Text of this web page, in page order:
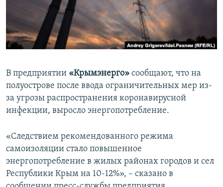
ПОБЕДИТЕЛЕЙ НЕ СУДЯТ?
КРЫМ.НЕПОКОРЕННЫЙ
ELIFBE
ПРИСОЕДИНЯЙТЕСЬ!
Все сайты RFE/RL
В предприятии «Крымэнерго» сообщают, что на
полуострове после ввода ограничительных мер из-
за угрозы распространения коронавирусной
инфекции, выросло энергопотребление.
«Следствием рекомендованного режима
самоизоляции стало повышенное
энергопотребление в жилых районах городов и сел
Республики Крым на 10-12%», – сказано в